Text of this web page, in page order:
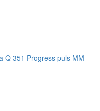
Q 351 Progress puls MM